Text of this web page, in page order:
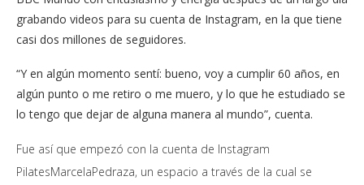
grabando videos para su cuenta de Instagram, en la que tiene
casi dos millones de seguidores.
“Y en algún momento sentí: bueno, voy a cumplir 60 años, en
algún punto o me retiro o me muero, y lo que he estudiado se
lo tengo que dejar de alguna manera al mundo”, cuenta.
Fue así que empezó con la cuenta de Instagram
PilatesMarcelaPedraza, un espacio a través de la cual se